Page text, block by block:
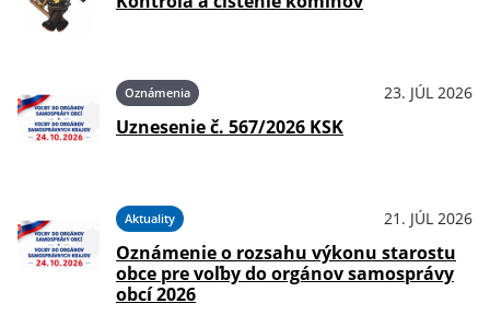
Oznámenia 23. JÚL 2026
Uznesenie č. 567/2026 KSK
Aktuality 21. JÚL 2026
Oznámenie o rozsahu výkonu starostu
obce pre voľby do orgánov samosprávy
obcí 2026